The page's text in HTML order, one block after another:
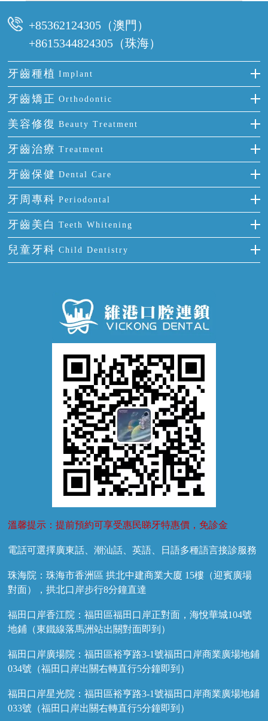
+85362124305（澳門）
+8615344824305（珠海）
牙齒種植 Implant
種牙
單顆牙缺失
門牙缺失
多顆牙缺失
半口缺失
全口缺失
牙齒矯正 Orthodontic
隱形箍牙
前牙反頜
牙齒擁擠
牙齒前突
牙齒稀疏
美容修復 Beauty Treatment
全瓷牙
烤瓷牙
氟斑牙
四環素牙
活動假牙
牙貼面
牙齒治療 Treatment
補牙
智齒
根管治療
拔牙
牙痛
牙齒保健 Dental Care
正確刷牙
全國愛牙日
預防牙病
牙科通識
牙周專科 Periodontal
牙周炎
牙齦出血
牙齦炎
牙齦萎縮
牙齒美白 Teeth Whitening
冷光美白
兒童牙科 Child Dentistry
溫馨提示：提前預約可享受惠民睇牙特惠價，免診金
電話可選擇廣東話、潮汕話、英語、日語多種語言接診服務
珠海院：珠海市香洲區 拱北中建商業大廈 15樓（迎賓廣場
對面），拱北口岸步行8分鐘直達
福田口岸香江院：福田區福田口岸正對面，海悅華城104號
地鋪（東鐵線落馬洲站出關對面即到）
福田口岸廣場院：福田區裕亨路3-1號福田口岸商業廣場地鋪
034號（福田口岸出關右轉直行5分鐘即到）
福田口岸星光院：福田區裕亨路3-1號福田口岸商業廣場地鋪
033號（福田口岸出關右轉直行5分鐘即到）